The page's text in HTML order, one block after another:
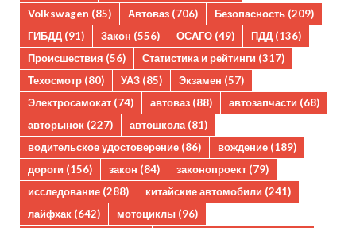
Volkswagen (85) Автоваз (706) Безопасность (209)
ГИБДД (91) Закон (556) ОСАГО (49) ПДД (136)
Происшествия (56) Статистика и рейтинги (317)
Техосмотр (80) УАЗ (85) Экзамен (57)
Электросамокат (74) автоваз (88) автозапчасти (68)
авторынок (227) автошкола(81)
водительское удостоверение (86) вождение (189)
дороги (156) закон (84) законопроект (79)
исследование (288) китайские автомобили (241)
лайфхак (642) мотоциклы (96)